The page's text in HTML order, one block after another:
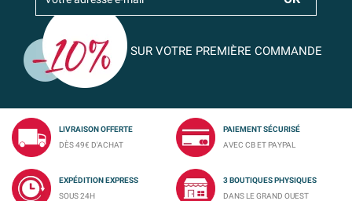
SUR VOTRE PREMIÈRE COMMANDE
LIVRAISON OFFERTE
DÈS 49€ D'ACHAT
PAIEMENT SÉCURISÉ
AVEC CB ET PAYPAL
EXPÉDITION EXPRESS
SOUS 24H
3 BOUTIQUES PHYSIQUES
DANS LE GRAND OUEST